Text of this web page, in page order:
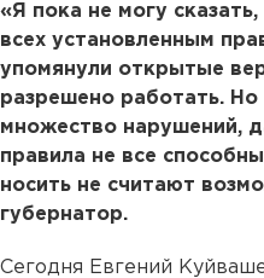
«Я пока не могу
всех установленным
упомянули открытые
разрешено работать.
множество нарушений,
правила не все
носить не считают
губернатор.
Сегодня Евгений